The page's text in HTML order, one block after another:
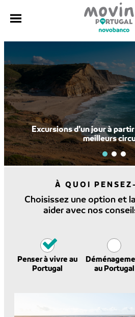
contenu
Sentez-vous chez vous
À QUOI
Choisissez une option et
aider avec nos
Penser à vivre au
Portugal
au Portugal